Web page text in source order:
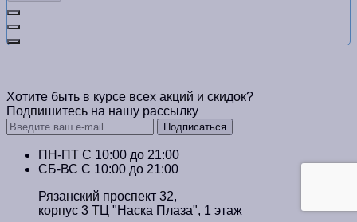
Хотите быть в курсе всех акций и скидок?
Подпишитесь на нашу рассылку
Подписаться
ПН-ПТ C 10:00 до 21:00
СБ-ВС С 10:00 до 21:00
Рязанский проспект 32,
корпус 3 ТЦ "Наска Плаза", 1 этаж